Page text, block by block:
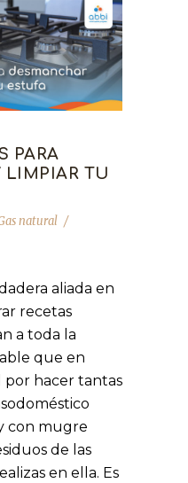
PARA
LIMPIAR TU
natural
aliada en
recetas
a toda la
que en
por hacer tantas
con mugre
de las
en ella. Es